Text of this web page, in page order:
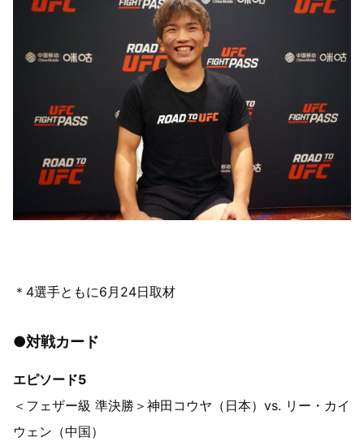
＊4選手ともに6月24日取材
●対戦カード
エピソード5
＜フェザー級 準決勝＞神田コウヤ（日本）vs. リー・カイ
ウェン（中国）